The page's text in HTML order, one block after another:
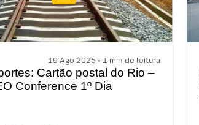
19 Ago 2025 • 1 min de leitura
Cartão postal do Rio –
Conference 1º Dia